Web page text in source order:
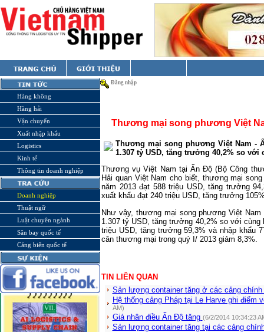
Hàng không
Hàng hải
Vận chuyển
Xuất nhập khẩu
Logistics
Kinh tế
Thông tin doanh nghiệp
Doanh nghiệp
Thuật ngữ
Luật chuyên ngành
Sân bay quốc tế
Cảng biển quốc tế
Đăng nhập
Thương mại song phương Việt
Thương mại song phương Việt Nam -
1.307 tỷ USD, tăng trưởng 40,2% so
Thương vụ Việt Nam tại Ấn Độ (Bộ Công
Hải quan Việt Nam cho biết, thương mại
năm 2013 đạt 588 triệu USD, tăng trưởng
xuất khẩu đạt 240 triệu USD, tăng trưởng
Như vậy, thương mại song phương Việt
1.307 tỷ USD, tăng trưởng 40,2% so với cùng
triệu USD, tăng trưởng 59,3% và nhập khẩu
cân thương mại trong quý I/ 2013 giảm 8,3%.
TIN LIÊN QUAN
Sản lượng container tăng ở các cảng
Hệ thống cảng Pháp tại Le Harve ghi
AM)
Giá nhân điều Ấn Độ tăng (6/2/2014 10:34:23
Sản lượng container tăng tại các cảng